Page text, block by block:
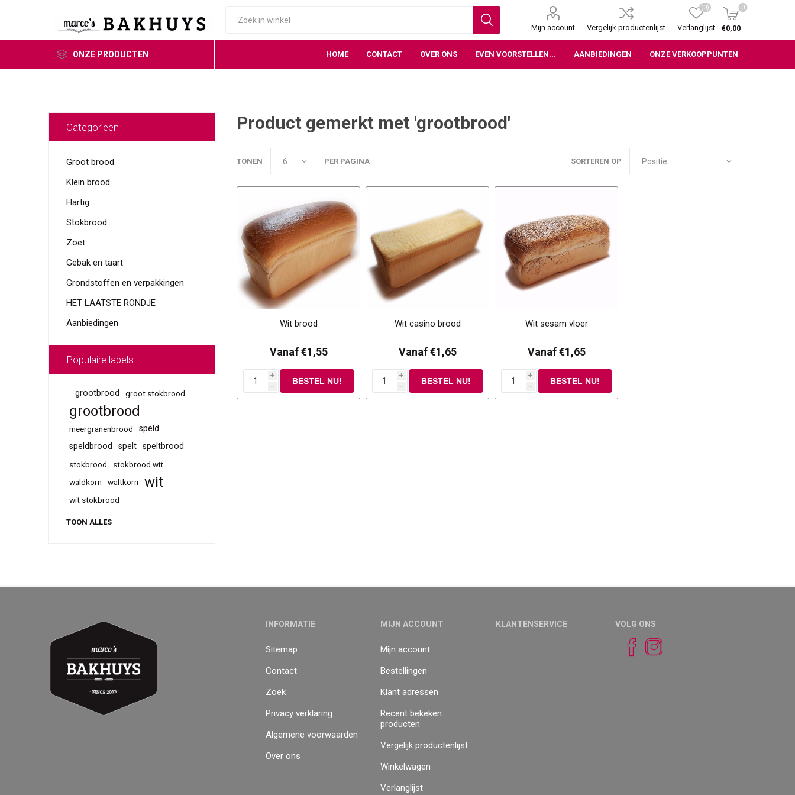
Mijn account Vergelijk productenlijst Verlanglijst
(0) 0
€0,00
ONZE PRODUCTEN HOME CONTACT OVER ONS EVEN VOORSTELLEN... AANBIEDINGEN ONZE VERKOOPPUNTEN
Product gemerkt met 'grootbrood'
SORTEREN OP
TONEN PER PAGINA
Wit brood
Vanaf €1,55
i
h
Wit casino brood
Vanaf €1,65
i
h
Wit sesam vloer
Vanaf €1,65
i
h
Categorieen
Groot brood
Klein brood
Hartig
Stokbrood
Zoet
Gebak en taart
Grondstoffen en verpakkingen
HET LAATSTE RONDJE
Aanbiedingen
Populaire labels
grootbrood groot stokbrood
grootbrood
meergranenbrood
speld
speldbrood
spelt speltbrood
stokbrood
stokbrood wit
waldkorn
waltkorn wit
wit stokbrood
TOON ALLES
INFORMATIE
Sitemap
Contact
Zoek
Privacy verklaring
Algemene voorwaarden
Over ons
MIJN ACCOUNT
Mijn account
Bestellingen
Klant adressen
Recent bekeken
producten
Vergelijk productenlijst
Winkelwagen
Verlanglijst
KLANTENSERVICE VOLG ONS